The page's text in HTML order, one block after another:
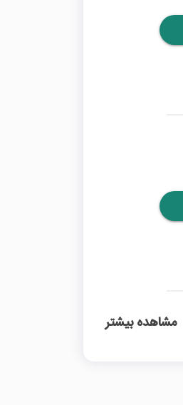
مشاهده بیشتر